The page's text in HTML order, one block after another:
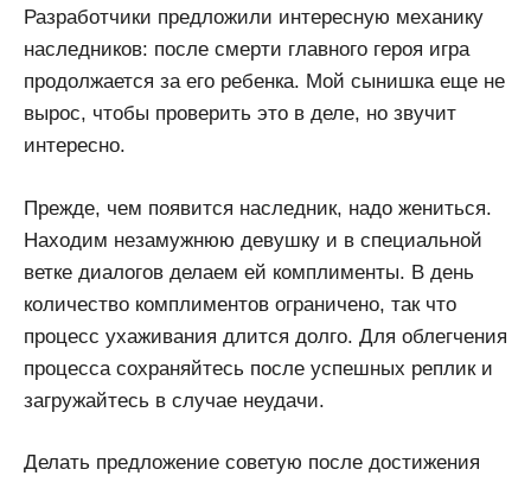
Разработчики предложили интересную механику
наследников: после смерти главного героя игра
продолжается за его ребенка. Мой сынишка еще не
вырос, чтобы проверить это в деле, но звучит
интересно.
Прежде, чем появится наследник, надо жениться.
Находим незамужнюю девушку и в специальной
ветке диалогов делаем ей комплименты. В день
количество комплиментов ограничено, так что
процесс ухаживания длится долго. Для облегчения
процесса сохраняйтесь после успешных реплик и
загружайтесь в случае неудачи.
Делать предложение советую после достижения